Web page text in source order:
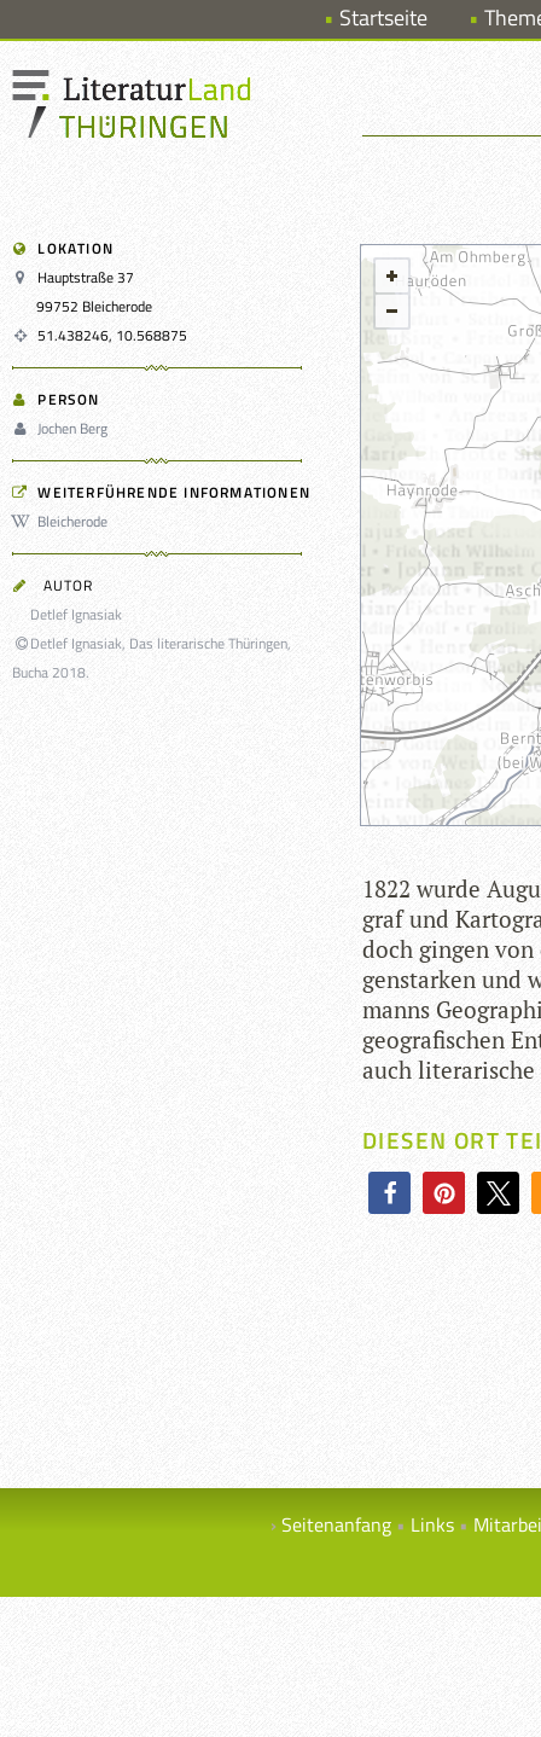
Startseite
LOKATION
Hauptstraße 37
99752 Bleicherode
51.438246, 10.568875
PERSON
Jochen Berg
WEITERFÜHRENDE INFORMATIONEN
Bleicherode
AUTOR
Detlef Ignasiak
Detlef Ignasiak, Das literarische Thüringen,
Bucha 2018.
1822 wurde
graf und
doch gin­gen
gen­star­ken und
manns
geo­gra­fi­schen
auch
DIESEN ORT
Seitenanfang Links